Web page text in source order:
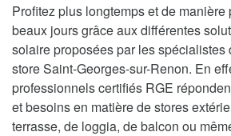
Profitez plus longtemps et de
beaux jours grâce aux différentes
solaire proposées par les spécialistes
store Saint-Georges-sur-Renon. En
professionnels certifiés RGE
et besoins en matière de stores
terrasse, de loggia, de balcon ou